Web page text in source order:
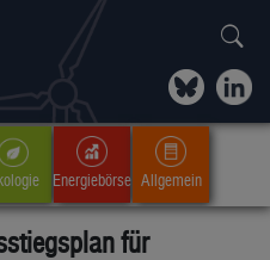
Energiebörse Allgemein
für